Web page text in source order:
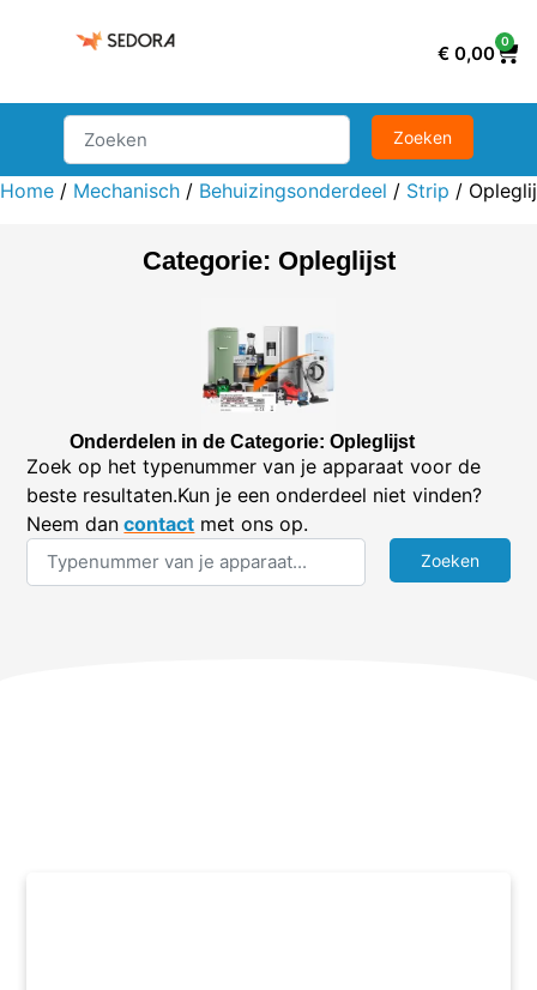
€ 0,00
0
Home / Mechanisch / Behuizingsonderdeel / Strip /
Categorie: Opleglijst
Onderdelen in de Categorie: Opleglijst
Zoek op het typenummer van je apparaat voor de
beste resultaten.Kun je een onderdeel niet vinden?
Neem dan contact met ons op.